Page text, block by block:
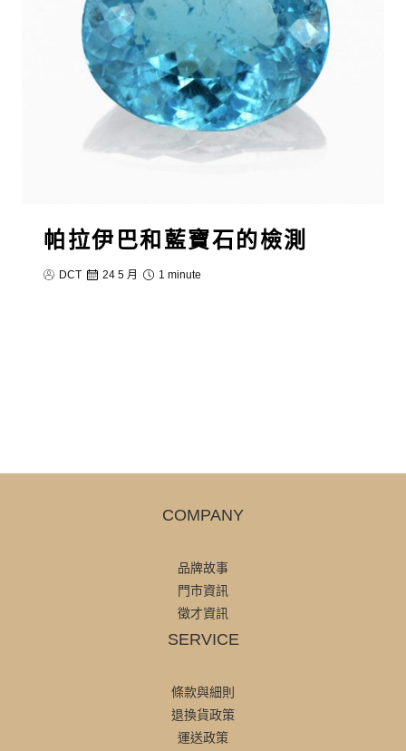
帕拉伊巴和藍寶石的檢測
DCT 24 5 月 1 minute
COMPANY
品牌故事
門市資訊
徵才資訊
SERVICE
條款與細則
退換貨政策
運送政策